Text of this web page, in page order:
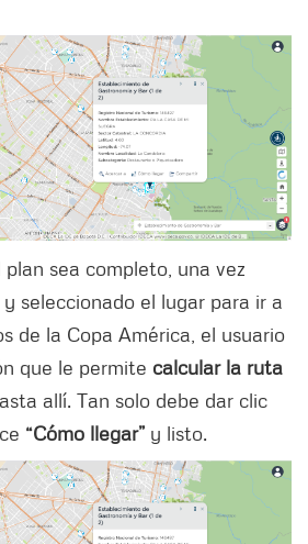
plan sea completo, una vez
seleccionado el lugar para ir a
de la Copa América, el usuario
que le permite calcular la ruta
allí. Tan solo debe dar clic
“Cómo llegar” y listo.